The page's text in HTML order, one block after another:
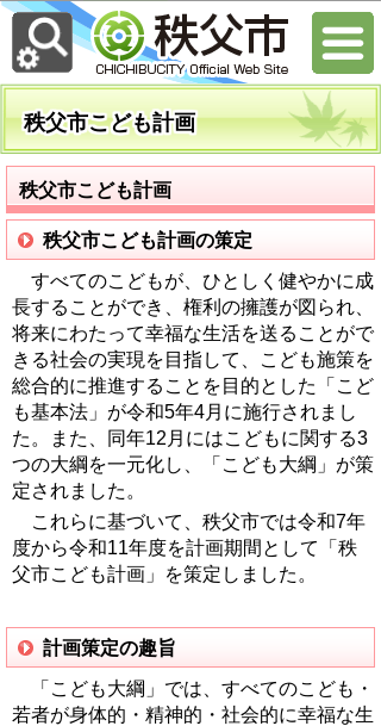
秩父市こども計画
秩父市こども計画
秩父市こども計画の策定
すべてのこどもが、ひとしく健やかに成
長することができ、権利の擁護が図られ、
将来にわたって幸福な生活を送ることがで
きる社会の実現を目指して、こども施策を
総合的に推進することを目的とした「こど
も基本法」が令和5年4月に施行されまし
た。また、同年12月にはこどもに関する3
つの大綱を一元化し、「こども大綱」が策
定されました。
これらに基づいて、秩父市では令和7年
度から令和11年度を計画期間として「秩
父市こども計画」を策定しました。
計画策定の趣旨
「こども大綱」では、すべてのこども・
若者が身体的・精神的・社会的に幸福な生